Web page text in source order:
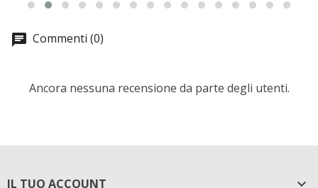
Commenti (0)
Ancora nessuna recensione da parte degli utenti.
IL TUO ACCOUNT